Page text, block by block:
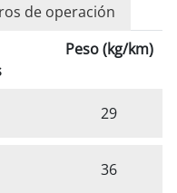
de operación
Peso (kg/km)
29
36